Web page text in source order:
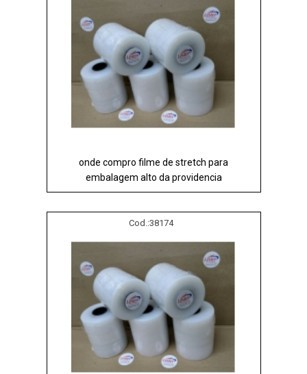
onde compro filme de stretch para
embalagem alto da providencia
Cod.:38174